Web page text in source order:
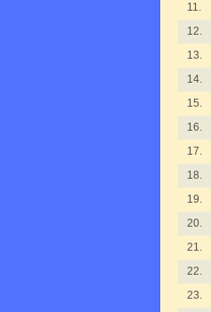
11.
12.
13.
14.
15.
16.
17.
18.
19.
20.
21.
22.
23.